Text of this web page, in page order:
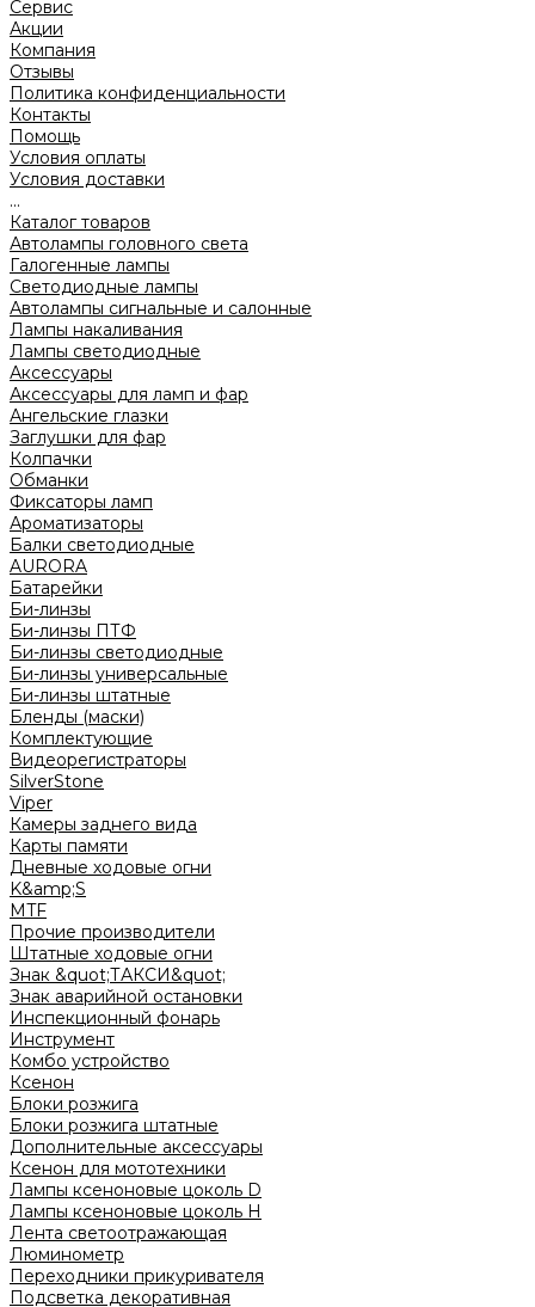
Сервис
Акции
Компания
Отзывы
Политика конфиденциальности
Контакты
Помощь
Условия оплаты
Условия доставки
...
Каталог товаров
Автолампы головного света
Галогенные лампы
Светодиодные лампы
Автолампы сигнальные и салонные
Лампы накаливания
Лампы светодиодные
Аксессуары
Аксессуары для ламп и фар
Ангельские глазки
Заглушки для фар
Колпачки
Обманки
Фиксаторы ламп
Ароматизаторы
Балки светодиодные
AURORA
Батарейки
Би-линзы
Би-линзы ПТФ
Би-линзы светодиодные
Би-линзы универсальные
Би-линзы штатные
Бленды (маски)
Комплектующие
Видеорегистраторы
SilverStone
Viper
Камеры заднего вида
Карты памяти
Дневные ходовые огни
K&amp;S
MTF
Прочие производители
Штатные ходовые огни
Знак &quot;ТАКСИ&quot;
Знак аварийной остановки
Инспекционный фонарь
Инструмент
Комбо устройство
Ксенон
Блоки розжига
Блоки розжига штатные
Дополнительные аксессуары
Ксенон для мототехники
Лампы ксеноновые цоколь D
Лампы ксеноновые цоколь H
Лента светоотражающая
Люминометр
Переходники прикуривателя
Подсветка декоративная